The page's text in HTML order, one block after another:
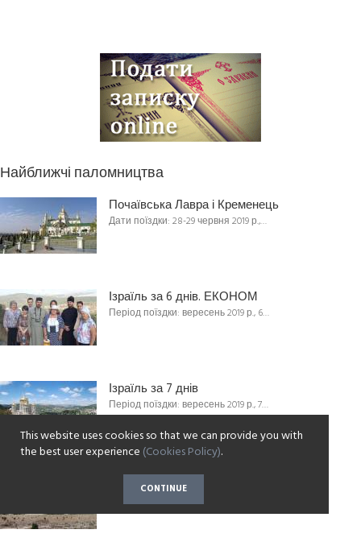
Найближчі паломництва
Почаївська Лавра і Кременець
Дати поїздки: 28-29 червня 2019 р.,…
Ізраїль за 6 днів. ЕКОНОМ
Період поїздки: вересень 2019 р., 6…
Ізраїль за 7 днів
Період поїздки: вересень 2019 р., 7…
Ізраїль за 8 днів
Період поїздки: вересень 2019 р., 8…
This website uses cookies so that we can provide you with
the best user experience (Cookies Policy).
CONTINUE